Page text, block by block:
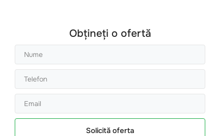
Obțineți o ofertă
Solicită oferta